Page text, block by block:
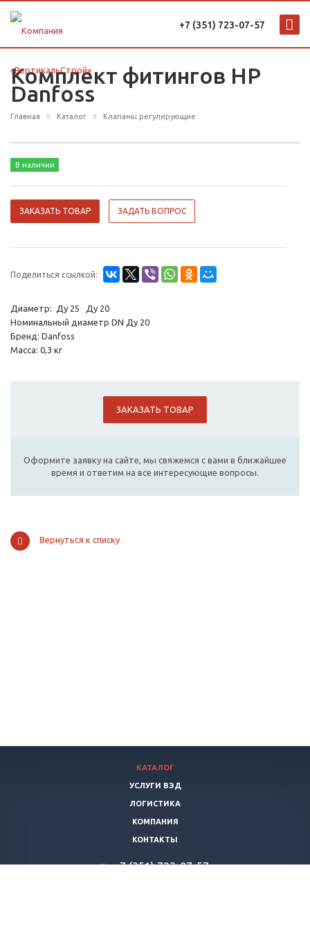
+7 (351) 723-07-57
Комплект фитингов НР
Danfoss
Главная Каталог Клапаны регулирующие
В наличии
ЗАКАЗАТЬ ТОВАР ЗАДАТЬ ВОПРОС
Поделиться ссылкой:
Диаметр: Ду 25 Ду 20
Номинальный диаметр DN Ду 20
Бренд: Danfoss
Масса: 0,3 кг
ЗАКАЗАТЬ ТОВАР
Оформите заявку на сайте, мы свяжемся с вами в ближайшее
время и ответим на все интересующие вопросы.
Вернуться к списку
КАТАЛОГ
УСЛУГИ ВЭД
ЛОГИСТИКА
КОМПАНИЯ
КОНТАКТЫ
+7 (351) 723-07-57